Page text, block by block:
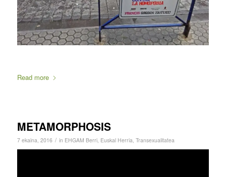
Read more
METAMORPHOSIS
7 ekaina, 2016 / in EHGAM Berri, Euskal Herria Transexualitatea